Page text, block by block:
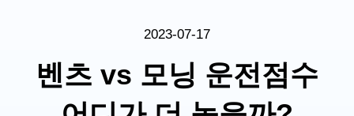
2023-07-17
벤츠 vs 모닝 운전점수